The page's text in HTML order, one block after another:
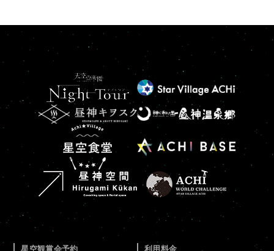
星空観賞会予約 利用料金